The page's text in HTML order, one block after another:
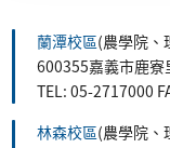
蘭潭校區(農學院、
600355嘉義市鹿
TEL: 05-2717000
林森校區(農學院、